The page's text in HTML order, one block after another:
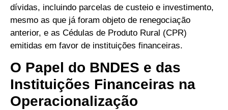
dívidas, incluindo parcelas de custeio e investimento,
mesmo as que já foram objeto de renegociação
anterior, e as Cédulas de Produto Rural (CPR)
emitidas em favor de instituições financeiras.
O Papel do BNDES e das
Instituições Financeiras na
Operacionalização